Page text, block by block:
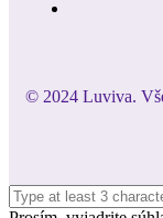
© 2024 Luviva.